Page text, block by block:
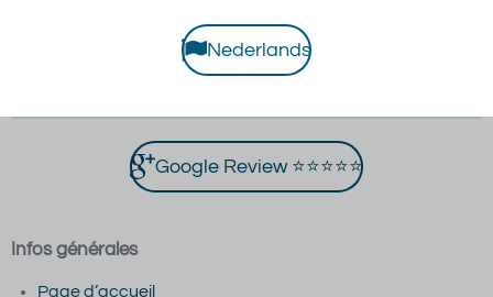
Nederlands
Google Review ⭐⭐⭐⭐⭐
Infos générales
Page d’accueil